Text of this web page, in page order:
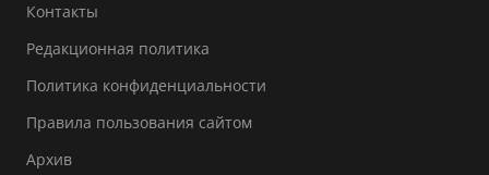
Контакты
Редакционная политика
Политика конфиденциальности
Правила пользования сайтом
Архив